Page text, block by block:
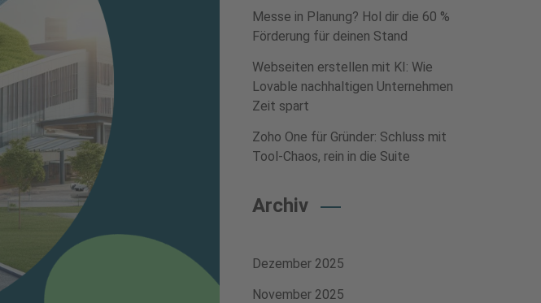
Messe in Planung? Hol dir die 60 %
Förderung für deinen Stand
Webseiten erstellen mit KI: Wie
Lovable nachhaltigen Unternehmen
Zeit spart
Zoho One für Gründer: Schluss mit
Tool-Chaos, rein in die Suite
Archiv
Dezember 2025
November 2025